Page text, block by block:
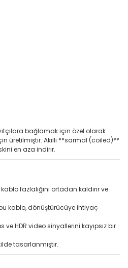
bağlamak için özel olarak
üretilmiştir. Akıllı **sarmal (coiled)**
en aza indirir.
fazlalığını ortadan kaldırır ve
kablo, dönüştürücüye ihtiyaç
ve HDR video sinyallerini kayıpsız bir
tasarlanmıştır.